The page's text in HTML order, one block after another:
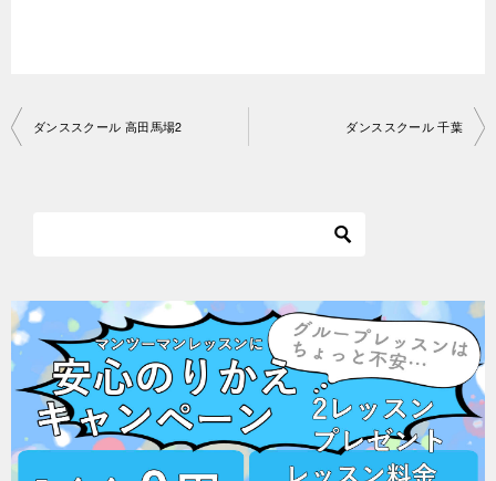
投
ー
シ
ョ
ダンススクール 高田馬場2 ダンススクール 千葉